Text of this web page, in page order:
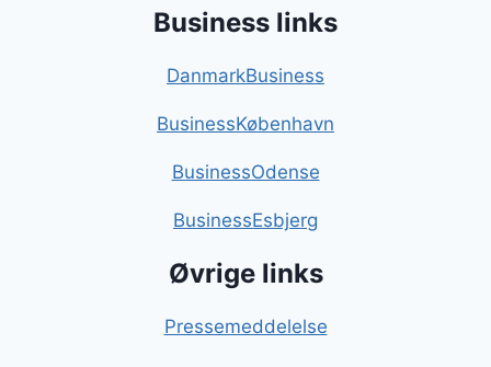
Business links
DanmarkBusiness
BusinessKøbenhavn
BusinessOdense
BusinessEsbjerg
Øvrige links
Pressemeddelelse